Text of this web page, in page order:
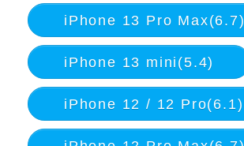
iPhone 13 Pro Max(6.7)
iPhone 13 mini(5.4)
iPhone 12 / 12 Pro(6.1)